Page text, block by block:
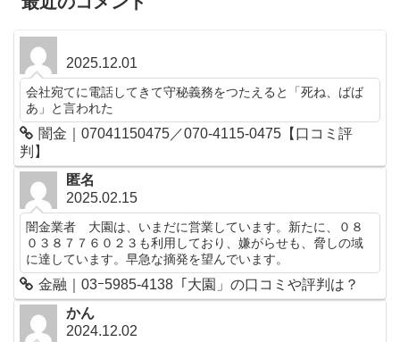
2025.12.01
会社宛てに電話してきて守秘義務をつたえると「死ね、ばば
あ」と言われた
闇金｜07041150475／070-4115-0475【口コミ評
判】
匿名
2025.02.15
闇金業者 大園は、いまだに営業しています。新たに、０８
０３８７７６０２３も利用しており、嫌がらせも、脅しの域
に達しています。早急な摘発を望んでいます。
金融｜03ｰ5985-4138「大園」の口コミや評判は？
かん
2024.12.02